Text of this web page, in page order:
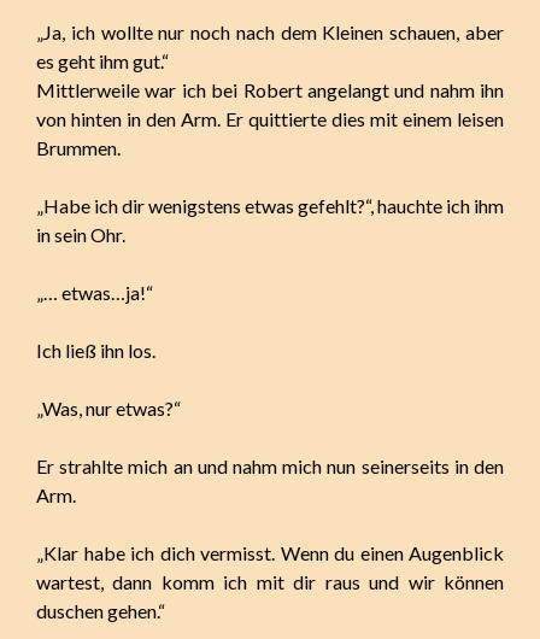
„Ja, ich wollte nur noch nach dem Kleinen schauen, aber
es geht ihm gut.“
Mittlerweile war ich bei Robert angelangt und nahm ihn
von hinten in den Arm. Er quittierte dies mit einem leisen
Brummen.
„Habe ich dir wenigstens etwas gefehlt?“, hauchte ich ihm
in sein Ohr.
„… etwas…ja!“
Ich ließ ihn los.
„Was, nur etwas?“
Er strahlte mich an und nahm mich nun seinerseits in den
Arm.
„Klar habe ich dich vermisst. Wenn du einen Augenblick
wartest, dann komm ich mit dir raus und wir können
duschen gehen.“